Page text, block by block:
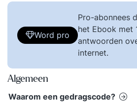
Word pro
Pro-abonnees
het Ebook met
antwoorden
internet.
Algemeen
Waarom een gedragscode?